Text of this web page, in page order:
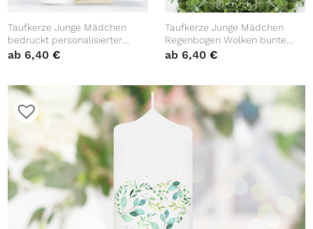
Taufkerze Junge Mädchen
bedruckt personalisierter
Buchstabe Reh Rehkitz Kerze
ab 6,40€
Taufkerze Junge Mädchen
Regenbogen Wolken bunte
Sterne bedruckt mit Namen,
keinem Taufspruch
ab 6,40 €